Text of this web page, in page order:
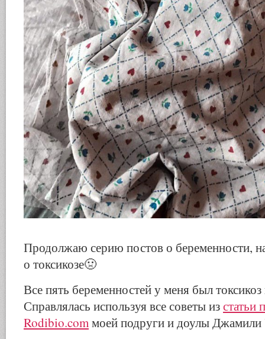
Продолжаю серию постов о беременности,
о токсикозе🤢
Все пять беременностей у меня был
Справлялась используя все советы изстатьи
Rodibio.comмоей подруги и доулы